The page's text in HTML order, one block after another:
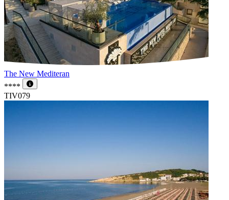
The New Mediteran
****
TIV079